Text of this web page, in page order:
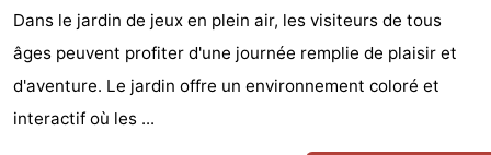
Dans le jardin de jeux en plein air, les visiteurs de tous
âges peuvent profiter d'une journée remplie de plaisir et
d'aventure. Le jardin offre un environnement coloré et
interactif où les ...